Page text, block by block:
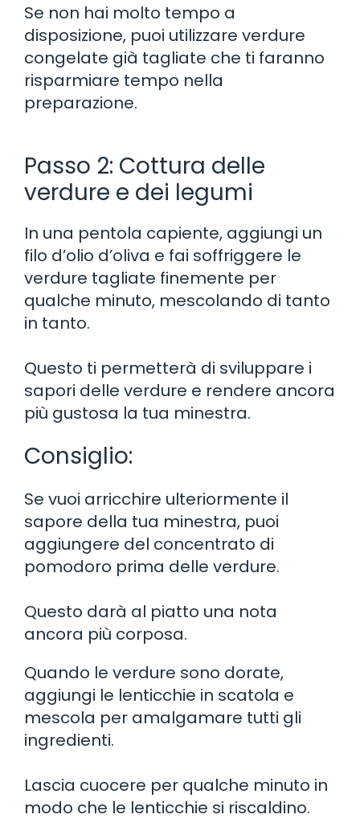
Se non hai molto tempo a
disposizione, puoi utilizzare verdure
congelate già tagliate che ti faranno
risparmiare tempo nella
preparazione.
Passo 2: Cottura delle
verdure e dei legumi
In una pentola capiente, aggiungi un
filo d’olio d’oliva e fai soffriggere le
verdure tagliate finemente per
qualche minuto, mescolando di tanto
in tanto.
Questo ti permetterà di sviluppare i
sapori delle verdure e rendere ancora
più gustosa la tua minestra.
Consiglio:
Se vuoi arricchire ulteriormente il
sapore della tua minestra, puoi
aggiungere del concentrato di
pomodoro prima delle verdure.
Questo darà al piatto una nota
ancora più corposa.
Quando le verdure sono dorate,
aggiungi le lenticchie in scatola e
mescola per amalgamare tutti gli
ingredienti.
Lascia cuocere per qualche minuto in
modo che le lenticchie si riscaldino.